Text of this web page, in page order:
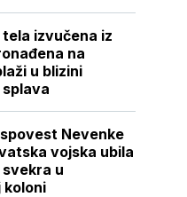
izvučena iz
na
u blizini
Nevenke
vojska ubila
svekra u
koloni